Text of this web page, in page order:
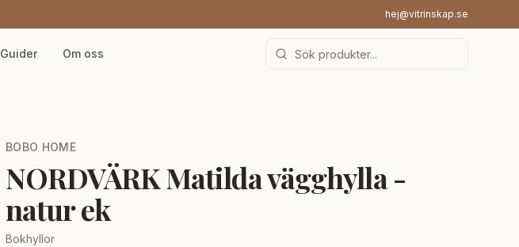
hej@vitrinskap.se
Guider Om oss
BOBO HOME
NORDVÄRK Matilda vägghylla -
natur ek
Bokhyllor